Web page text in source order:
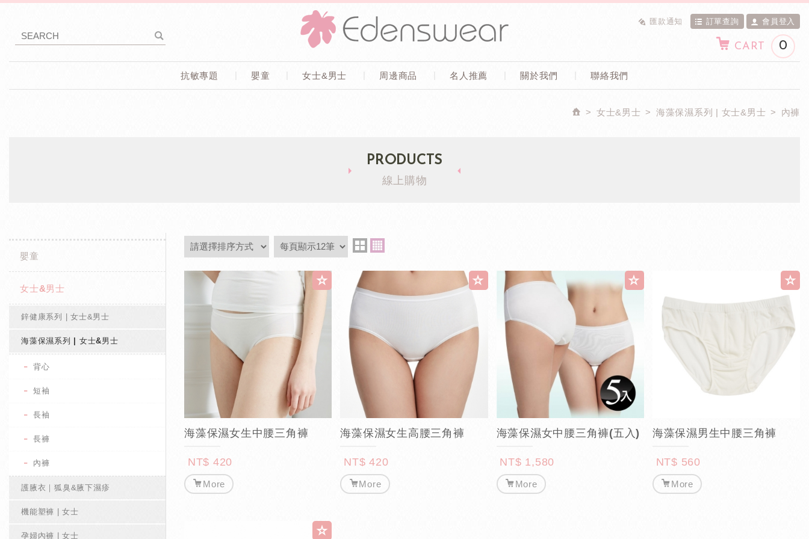
匯款通知 訂單查詢 會員登入
CART 0
抗敏專題 嬰童 女士&男士 周邊商品 名人推薦 關於我們 聯絡我們
女士&男士 海藻保濕系列 | 女士&男士 內褲
PRODUCTS
線上購物
嬰童
女士&男士
鋅健康系列 | 女士&男士
海藻保濕系列 | 女士&男士
背心
短袖
長袖
長褲
內褲
護腋衣｜狐臭&腋下濕疹
機能塑褲 | 女士
孕婦內褲 | 女士
海藻保濕女生中腰三角褲
NT$ 420
More
海藻保濕女生高腰三角褲
NT$ 420
More
海藻保濕女中腰三角褲(五入)
NT$ 1,580
More
海藻保濕男生中腰三角褲
NT$ 560
More